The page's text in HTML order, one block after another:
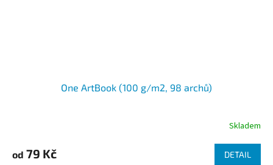
One ArtBook (100 g/m2, 98 archů)
Skladem
od 79 Kč DETAIL